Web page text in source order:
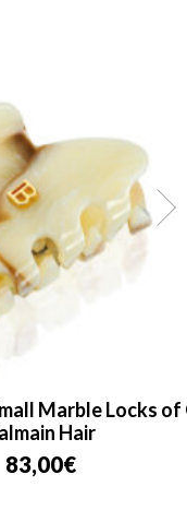
Locks of Gold –